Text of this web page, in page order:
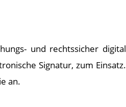
und rechtssicher digital
Signatur, zum Einsatz.
an.